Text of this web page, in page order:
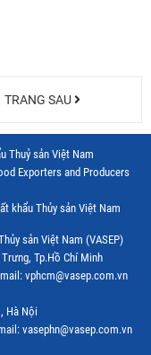
TRANG SAU
Thuỷ sản Việt Nam
Exporters and Producers
khẩu Thủy sản Việt Nam
sản Việt Nam (VASEP)
Tp.Hồ Chí Minh
vphcm@vasep.com.vn
Hà Nội
vasephn@vasep.com.vn